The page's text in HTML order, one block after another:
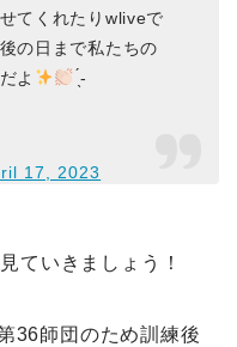
てくれたりwliveで
の日まで私たちの
よ
̖́-
17, 2023
ていきましょう！
36師団のため訓練後